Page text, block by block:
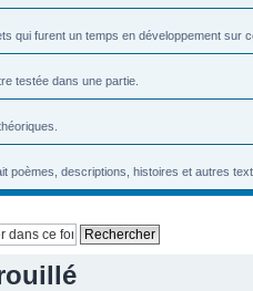
qui furent un temps en développement sur
testée dans une partie.
poèmes, descriptions, histoires et autres